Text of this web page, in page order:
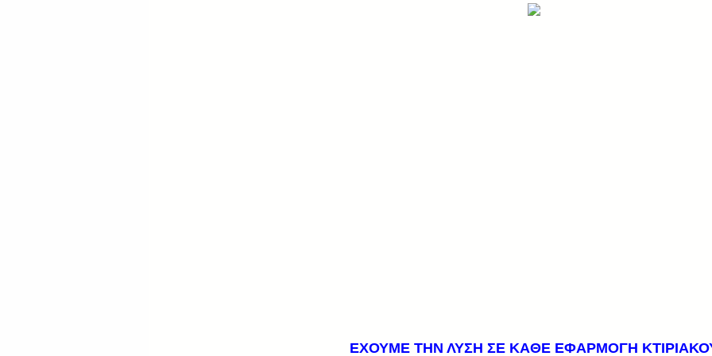
ΕΧΟΥΜΕ ΤΗΝ ΛΥΣΗ ΣΕ ΚΑΘΕ ΕΦΑΡΜΟΓΗ